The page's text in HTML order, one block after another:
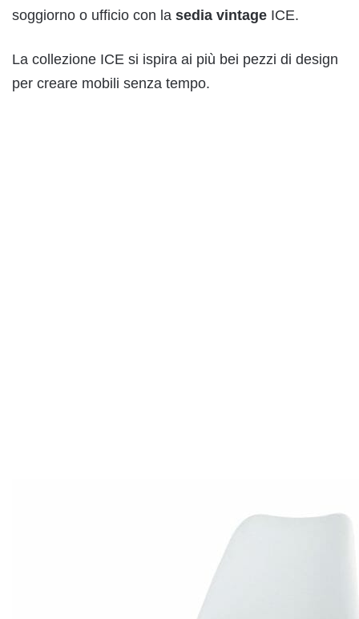
soggiorno o ufficio con la sedia vintage ICE.
La collezione ICE si ispira ai più bei pezzi di design
per creare mobili senza tempo.